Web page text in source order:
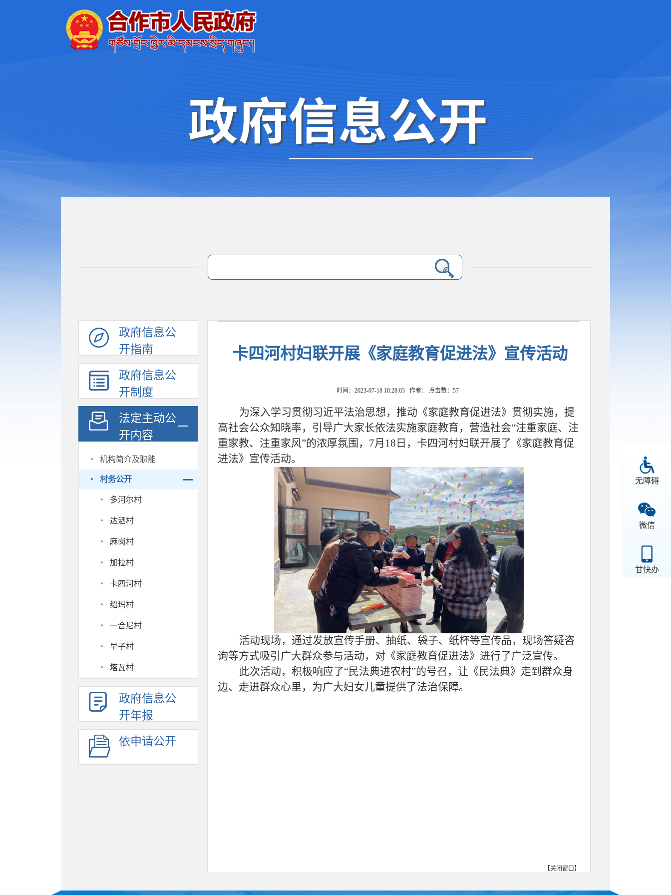
无障碍
微信
甘快办
政府信息公
开指南
政府信息公
开制度
法定主动公
开内容
· 机构简介及职能
· 村务公开
· 多河尔村
· 达洒村
· 麻岗村
· 加拉村
· 卡四河村
· 绍玛村
· 一合尼村
· 早子村
· 塔瓦村
政府信息公
开年报
依申请公开
卡四河村妇联开展《家庭教育促进法》宣传活动
时间：2023-07-18 10:28:03 作者： 点击数： 57
为深入学习贯彻习近平法治思想，推动《家庭教育促进法》贯彻实施，提
高社会公众知晓率，引导广大家长依法实施家庭教育，营造社会“注重家庭、注
重家教、注重家风”的浓厚氛围，7月18日，卡四河村妇联开展了《家庭教育促
进法》宣传活动。
活动现场，通过发放宣传手册、抽纸、袋子、纸杯等宣传品，现场答疑咨
询等方式吸引广大群众参与活动，对《家庭教育促进法》进行了广泛宣传。
此次活动，积极响应了“民法典进农村”的号召，让《民法典》走到群众身
边、走进群众心里，为广大妇女儿童提供了法治保障。
【关闭窗口】